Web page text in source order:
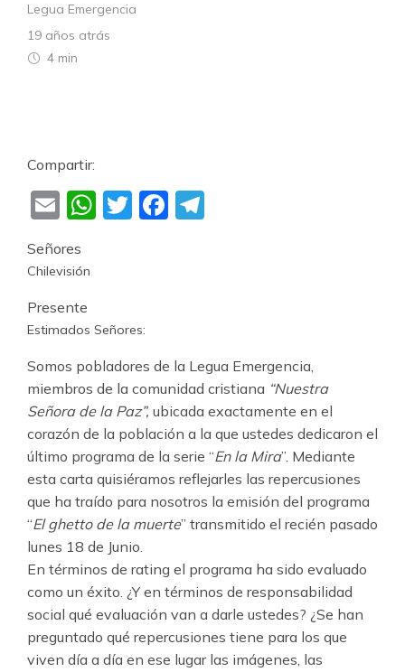
Legua Emergencia
19 años atrás
4 min
Compartir:
EmailWhatsApp
TwitterFacebook
Señores
Chilevisión
Presente
Estimados Señores:
Somos pobladores de la Legua Emergencia,
miembros de la comunidad cristiana “Nuestra
Señora de la Paz”, ubicada exactamente en el
corazón de la población a la que ustedes dedicaron el
último programa de la serie “En la Mira”. Mediante
esta carta quisiéramos reflejarles las repercusiones
que ha traído para nosotros la emisión del programa
“El ghetto de la muerte” transmitido el recién pasado
lunes 18 de Junio.
En términos de rating el programa ha sido evaluado
como un éxito. ¿Y en términos de responsabilidad
social qué evaluación van a darle ustedes? ¿Se han
preguntado qué repercusiones tiene para los que
viven día a día en ese lugar las imágenes, las